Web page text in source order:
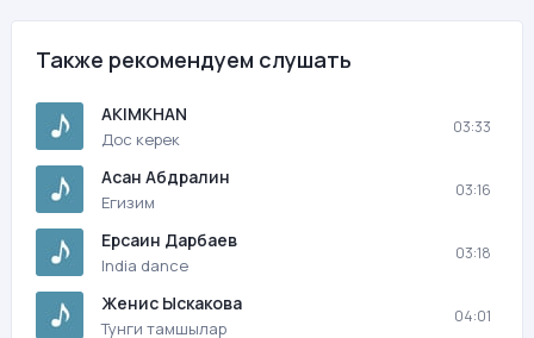
Также рекомендуем слушать
AKIMKHAN
Дос керек
03:33
Асан Абдралин
Егизим
03:16
Ерсаин Дарбаев
India dance
03:18
Женис Ыскакова
Тунги тамшылар
04:01